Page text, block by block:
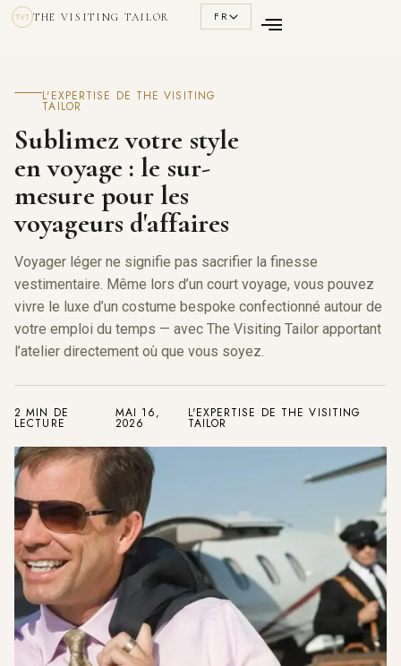
TVT THE VISITING TAILOR FR
L'EXPERTISE DE THE VISITING
TAILOR
Sublimez votre style
en voyage : le sur-
mesure pour les
voyageurs d'affaires
Voyager léger ne signifie pas sacrifier la finesse
vestimentaire. Même lors d’un court voyage, vous pouvez
vivre le luxe d’un costume bespoke confectionné autour de
votre emploi du temps — avec The Visiting Tailor apportant
l’atelier directement où que vous soyez.
2 MIN DE
LECTURE
MAI 16,
2026
L'EXPERTISE DE THE VISITING
TAILOR